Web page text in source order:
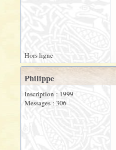
Hors ligne
Philippe
Inscription : 1999
Messages : 306